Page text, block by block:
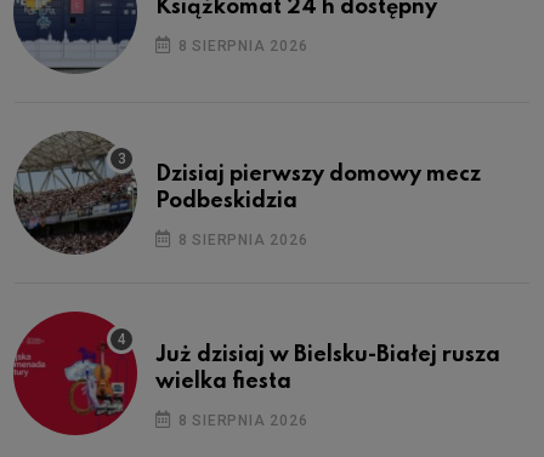
Książkomat 24 h dostępny
8 SIERPNIA 2026
Dzisiaj pierwszy domowy mecz
Podbeskidzia
8 SIERPNIA 2026
Już dzisiaj w Bielsku-Białej rusza
wielka fiesta
8 SIERPNIA 2026